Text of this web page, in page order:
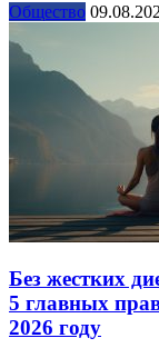
Общество
Без жестких
5 главных
2026 году